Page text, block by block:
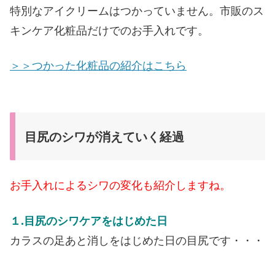
特別なアイクリームはつかっていません。市販のス
キンケア化粧品だけでのお手入れです。
＞＞つかった化粧品の紹介はこちら
目尻のシワが消えていく経過
お手入れによるシワの変化も紹介しますね。
１.目尻のシワケアをはじめた日
カラスの足あと消しをはじめた日の目尻です・・・